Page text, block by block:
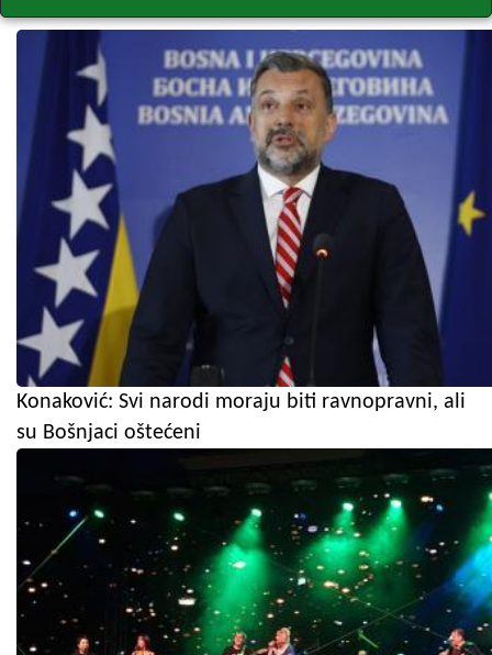
Konaković: Svi narodi moraju biti ravnopravni, ali
su Bošnjaci oštećeni